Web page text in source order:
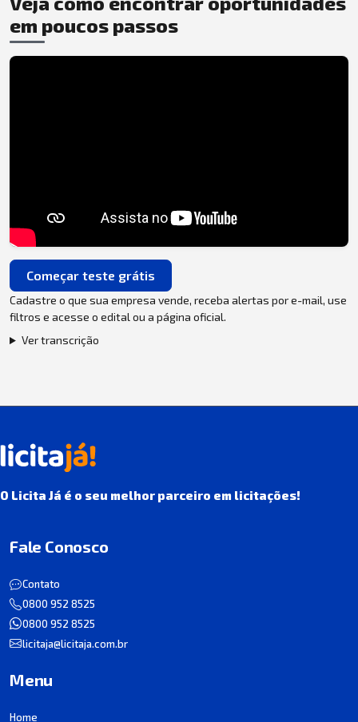
em poucos passos
Começar teste grátis
Cadastre o que sua empresa vende, receba alertas por e-mail, use
filtros e acesse o edital ou a página oficial.
Ver transcrição
O Licita Já é o seu melhor parceiro em licitações!
Fale Conosco
Contato
0800 952 8525
0800 952 8525
licitaja@licitaja.com.br
Menu
Home